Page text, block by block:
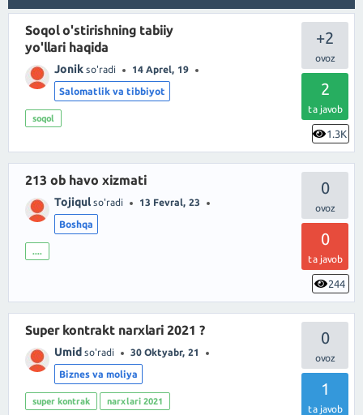
+2
2
ta javob
1.3K
Soqol o'stirishning tabiiy
yo'llari haqida
Jonik so'radi 14 Aprel, 19
Salomatlik va tibbiyot
soqol
0
0
ta javob
244
213 ob havo xizmati
Tojiqul so'radi 13 Fevral, 23
Boshqa
....
0
1
ta javob
Super kontrakt narxlari 2021 ?
Umid so'radi 30 Oktyabr, 21
Biznes va moliya
super kontrak narxlari 2021